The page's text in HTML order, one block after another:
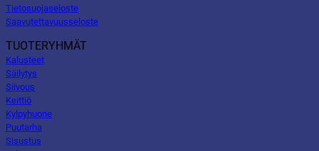
Tietosuojaseloste
Saavutettavuusseloste
TUOTERYHMÄT
Kalusteet
Säilytys
Siivous
Keittiö
Kylpyhuone
Puutarha
Sisustus